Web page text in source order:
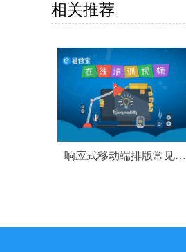
相关推荐
响应式移动端排版常见问